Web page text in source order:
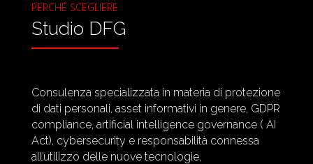
PERCHÉ SCEGLIERE
Studio DFG
Consulenza specializzata in materia di protezione
di dati personali, asset informativi in genere, GDPR
compliance, artificial intelligence governance ( AI
Act), cybersecurity e responsabilità connessa
all’utilizzo delle nuove tecnologie,